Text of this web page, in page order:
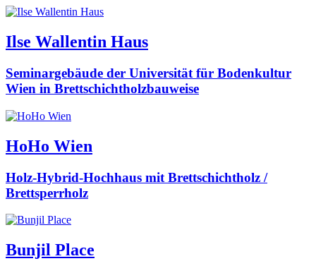
Ilse Wallentin Haus
Seminargebäude der Universität für Bodenkultur
Wien in Brettschichtholzbauweise
HoHo Wien
Holz-Hybrid-Hochhaus mit Brettschichtholz /
Brettsperrholz
Bunjil Place